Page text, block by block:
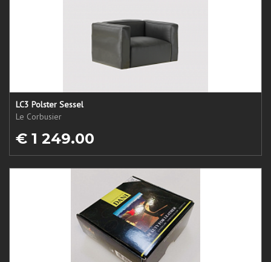
LC3 Polster Sessel
Le Corbusier
€ 1 249.00